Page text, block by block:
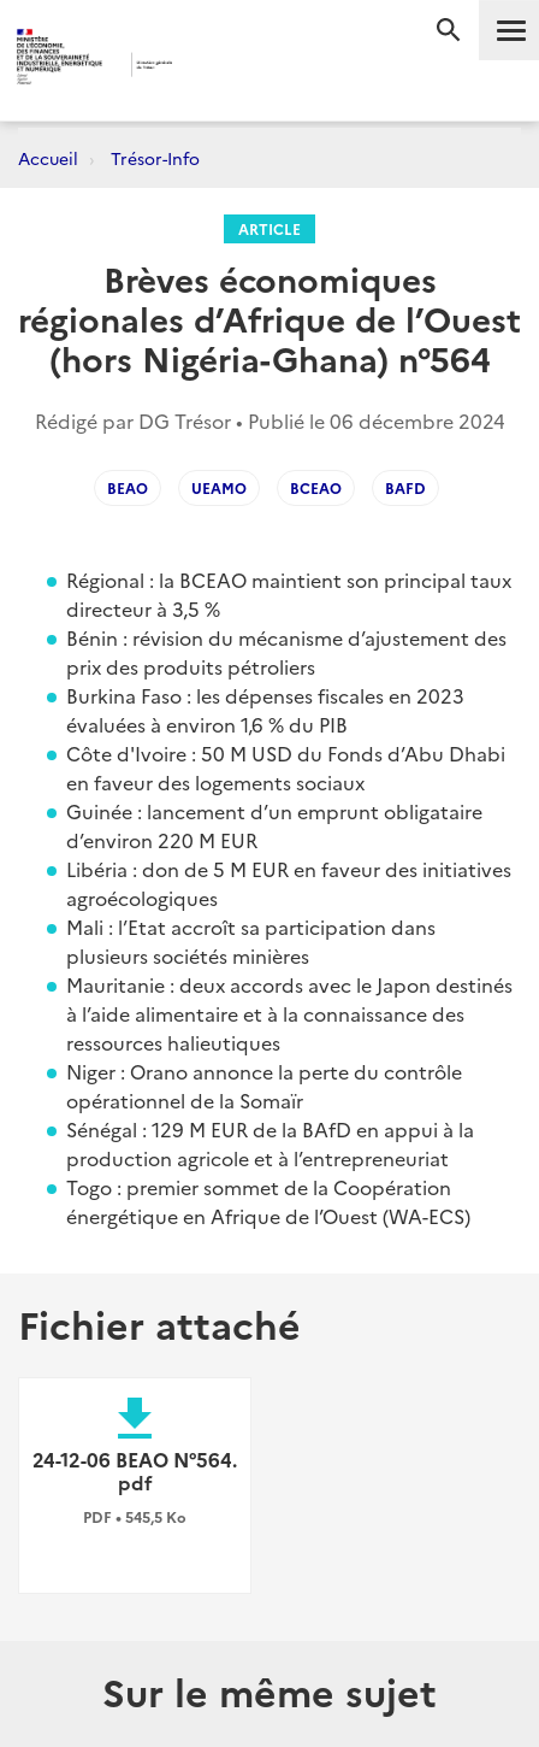
Accueil Trésor-Info
ARTICLE
Brèves économiques
régionales d’Afrique de l’Ouest
(hors Nigéria-Ghana) n°564
Rédigé par DG Trésor • Publié le06 décembre 2024
BEAO UEAMO BCEAO BAFD
Régional : la BCEAO maintient son principal taux
directeur à 3,5 %
Bénin : révision du mécanisme d’ajustement des
prix des produits pétroliers
Burkina Faso : les dépenses fiscales en 2023
évaluées à environ 1,6 % du PIB
Côte d'Ivoire : 50 M USD du Fonds d’Abu Dhabi
en faveur des logements sociaux
Guinée : lancement d’un emprunt obligataire
d’environ 220 M EUR
Libéria : don de 5 M EUR en faveur des initiatives
agroécologiques
Mali : l’Etat accroît sa participation dans
plusieurs sociétés minières
Mauritanie : deux accords avec le Japon destinés
à l’aide alimentaire et à la connaissance des
ressources halieutiques
Niger : Orano annonce la perte du contrôle
opérationnel de la Somaïr
Sénégal : 129 M EUR de la BAfD en appui à la
production agricole et à l’entrepreneuriat
Togo : premier sommet de la Coopération
énergétique en Afrique de l’Ouest (WA-ECS)
Fichier attaché
file_download
24-12-06 BEAO N°564.
pdf
PDF • 545,5 Ko
Sur le même sujet